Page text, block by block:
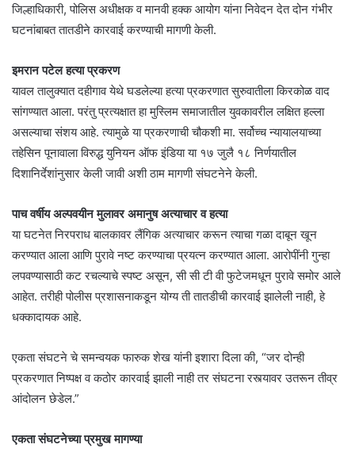
जिल्हाधिकारी, पोलिस अधीक्षक व मानवी हक्क आयोग यांना निवेदन देत दोन गंभीर
घटनांबाबत तातडीने कारवाई करण्याची मागणी केली.
इमरान पटेल हत्या प्रकरण
यावल तालुक्यात दहीगाव येथे घडलेल्या हत्या प्रकरणात सुरुवातीला किरकोळ वाद
सांगण्यात आला. परंतु प्रत्यक्षात हा मुस्लिम समाजातील युवकावरील लक्षित हल्ला
असल्याचा संशय आहे. त्यामुळे या प्रकरणाची चौकशी मा. सर्वोच्च न्यायालयाच्या
तहेसिन पूनावाला विरुद्ध युनियन ऑफ इंडिया या १७ जुलै १८ निर्णयातील
दिशानिर्देशांनुसार केली जावी अशी ठाम मागणी संघटनेने केली.
पाच वर्षीय अल्पवयीन मुलावर अमानुष अत्याचार व हत्या
या घटनेत निरपराध बालकावर लैंगिक अत्याचार करून त्याचा गळा दाबून खून
करण्यात आला आणि पुरावे नष्ट करण्याचा प्रयत्न करण्यात आला. आरोपींनी गुन्हा
लपवण्यासाठी कट रचल्याचे स्पष्ट असून, सी सी टी वी फुटेजमधून पुरावे समोर आले
आहेत. तरीही पोलीस प्रशासनाकडून योग्य ती तातडीची कारवाई झालेली नाही, हे
धक्कादायक आहे.
एकता संघटने चे समन्वयक फारुक शेख यांनी इशारा दिला की, “जर दोन्ही
प्रकरणात निष्पक्ष व कठोर कारवाई झाली नाही तर संघटना रस्त्यावर उतरून तीव्र
आंदोलन छेडेल.”
एकता संघटनेच्या प्रमुख मागण्या